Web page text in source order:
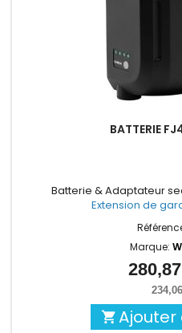
BATTERIE
Batterie & Adaptateur
Extension de
Marque:
 Ajouter